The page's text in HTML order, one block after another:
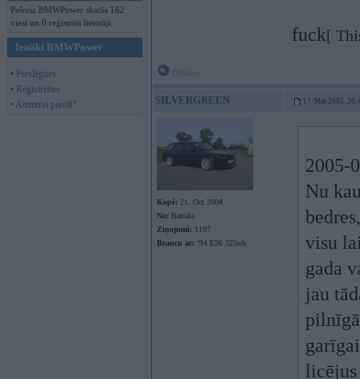
Pašreiz BMWPower skatās 162
viesi un 0 reģistrēti lietotāji.
Ienākt BMWPower
• Pieslēgties
• Reģistrēties
• Aizmirsi paroli?
fuck[
SILVERGREEN 17. Mar 2005,
Kopš: 21. Oct 2004
No: Bauska
Ziņojumi: 1197
Braucu ar: ’94 E36 325tds
2005-
Nu
visu
gada
jau